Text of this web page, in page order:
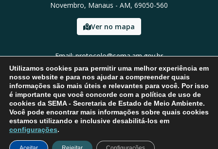
Novembro, Manaus - AM, 69050-560
Ver no mapa
Email: protocolo@sema.am.gov.br
Tel: (92) 3659-1821
Utilizamos cookies para permitir uma melhor experiência em
nosso website e para nos ajudar a compreender quais
informações são mais úteis e relevantes para você. Por isso
é importante que você concorde com a política de uso de
cookies da SEMA - Secretaria de Estado de Meio Ambiente.
Você pode encontrar mais informações sobre quais cookies
estamos utilizando e inclusive desabilitá-los em
configurações.